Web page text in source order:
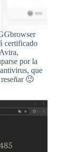
certificado
por la
que
🙂